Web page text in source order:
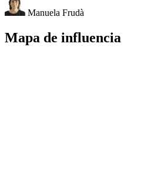
Manuela Frudà
Mapa de influencia